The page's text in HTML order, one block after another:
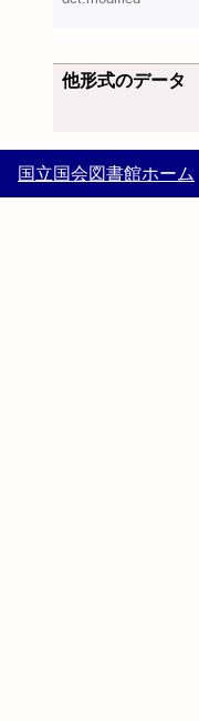
他形式のデータ
国立国会図書館ホーム